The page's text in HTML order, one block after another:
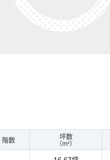
階数 坪数
（m²）